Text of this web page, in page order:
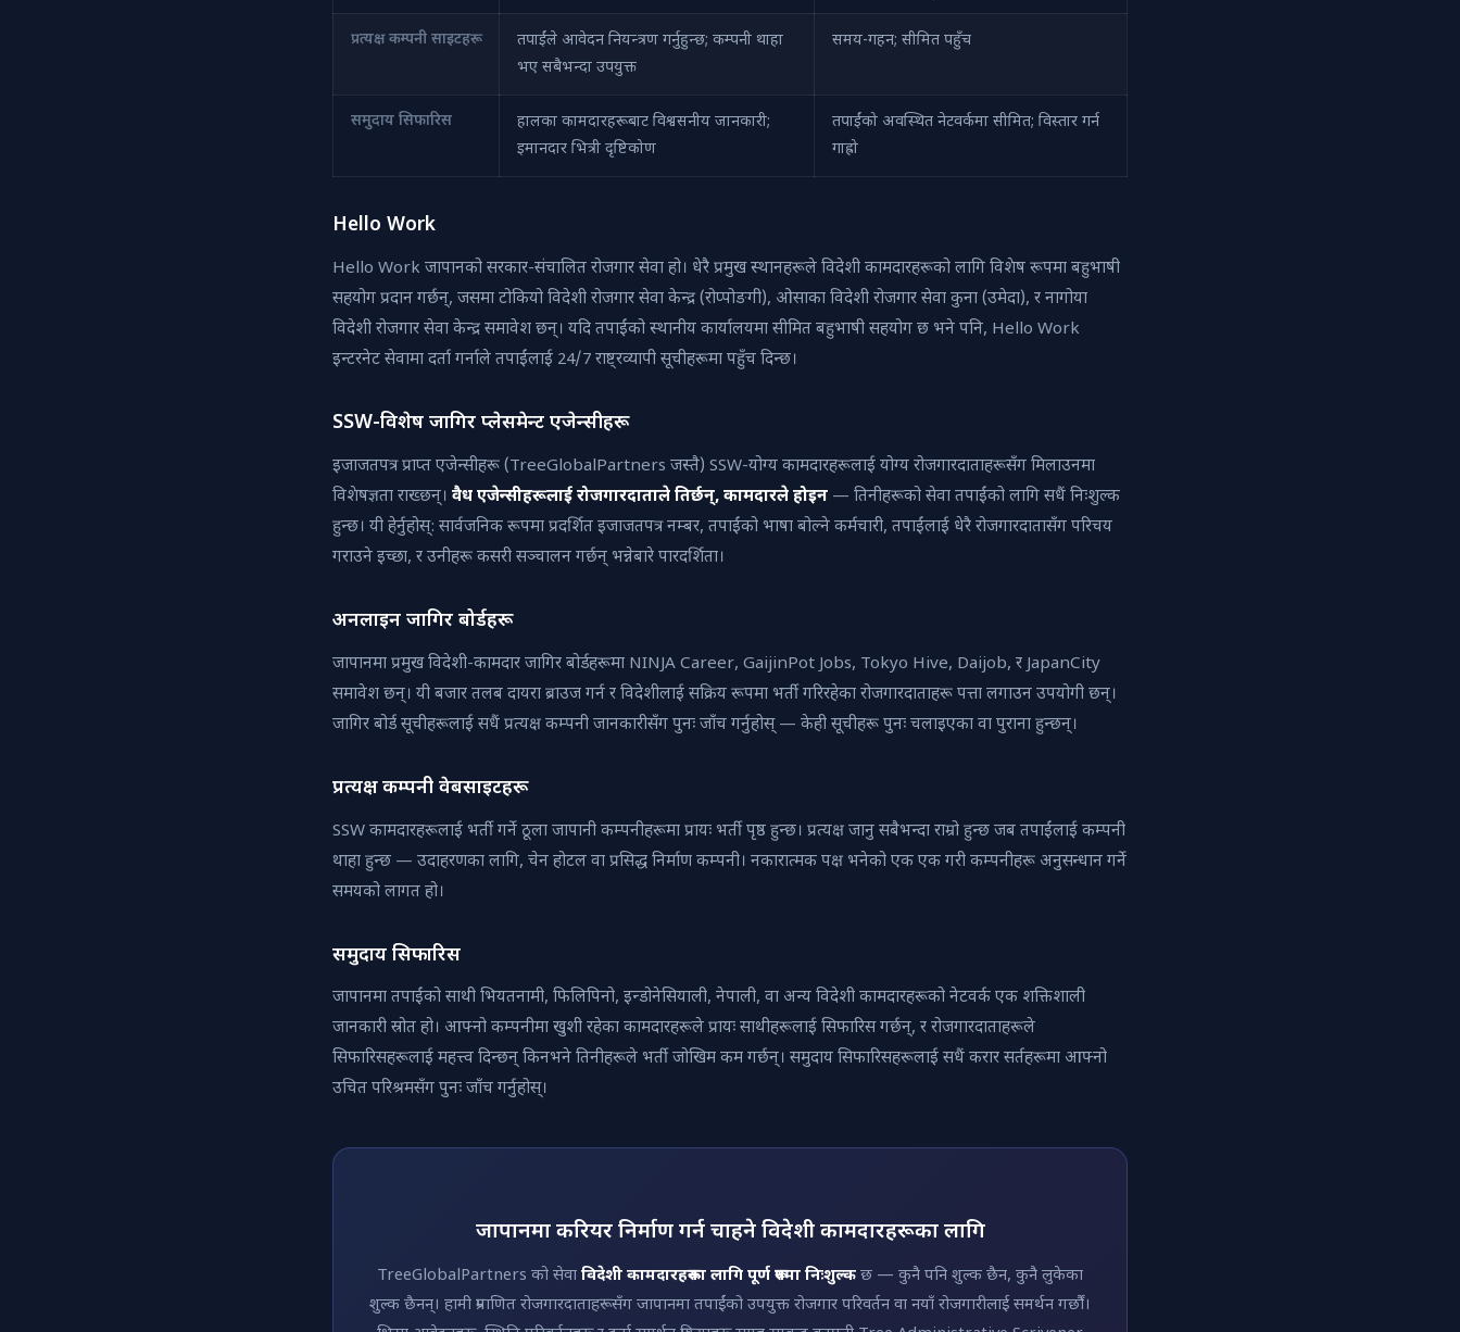
प्रत्यक्ष कम्पनी साइटहरू
तपाईंले आवेदन नियन्त्रण गर्नुहुन्छ; कम्पनी थाहा
भए सबैभन्दा उपयुक्त
समय-गहन; सीमित पहुँच
समुदाय सिफारिस
हालका कामदारहरूबाट विश्वसनीय जानकारी;
इमानदार भित्री दृष्टिकोण
तपाईंको अवस्थित नेटवर्कमा सीमित; विस्तार गर्न
गाह्रो
Hello Work
Hello Work जापानको सरकार-संचालित रोजगार सेवा हो। धेरै प्रमुख स्थानहरूले विदेशी कामदारहरूको लागि विशेष रूपमा बहुभाषी
सहयोग प्रदान गर्छन्, जसमा टोकियो विदेशी रोजगार सेवा केन्द्र (रोप्पोङगी), ओसाका विदेशी रोजगार सेवा कुना (उमेदा), र नागोया
विदेशी रोजगार सेवा केन्द्र समावेश छन्। यदि तपाईंको स्थानीय कार्यालयमा सीमित बहुभाषी सहयोग छ भने पनि, Hello Work
इन्टरनेट सेवामा दर्ता गर्नाले तपाईंलाई 24/7 राष्ट्रव्यापी सूचीहरूमा पहुँच दिन्छ।
SSW-विशेष जागिर प्लेसमेन्ट एजेन्सीहरू
इजाजतपत्र प्राप्त एजेन्सीहरू (TreeGlobalPartners जस्तै) SSW-योग्य कामदारहरूलाई योग्य रोजगारदाताहरूसँग मिलाउनमा
विशेषज्ञता राख्छन्। वैध एजेन्सीहरूलाई रोजगारदाताले तिर्छन्, कामदारले होइन — तिनीहरूको सेवा तपाईंको लागि सधैं निःशुल्क
हुन्छ। यी हेर्नुहोस्: सार्वजनिक रूपमा प्रदर्शित इजाजतपत्र नम्बर, तपाईंको भाषा बोल्ने कर्मचारी, तपाईंलाई धेरै रोजगारदातासँग परिचय
गराउने इच्छा, र उनीहरू कसरी सञ्चालन गर्छन् भन्नेबारे पारदर्शिता।
अनलाइन जागिर बोर्डहरू
जापानमा प्रमुख विदेशी-कामदार जागिर बोर्डहरूमा NINJA Career, GaijinPot Jobs, Tokyo Hive, Daijob, र JapanCity
समावेश छन्। यी बजार तलब दायरा ब्राउज गर्न र विदेशीलाई सक्रिय रूपमा भर्ती गरिरहेका रोजगारदाताहरू पत्ता लगाउन उपयोगी छन्।
जागिर बोर्ड सूचीहरूलाई सधैं प्रत्यक्ष कम्पनी जानकारीसँग पुनः जाँच गर्नुहोस् — केही सूचीहरू पुनः चलाइएका वा पुराना हुन्छन्।
प्रत्यक्ष कम्पनी वेबसाइटहरू
SSW कामदारहरूलाई भर्ती गर्ने ठूला जापानी कम्पनीहरूमा प्रायः भर्ती पृष्ठ हुन्छ। प्रत्यक्ष जानु सबैभन्दा राम्रो हुन्छ जब तपाईंलाई कम्पनी
थाहा हुन्छ — उदाहरणका लागि, चेन होटल वा प्रसिद्ध निर्माण कम्पनी। नकारात्मक पक्ष भनेको एक एक गरी कम्पनीहरू अनुसन्धान गर्ने
समयको लागत हो।
समुदाय सिफारिस
जापानमा तपाईंको साथी भियतनामी, फिलिपिनो, इन्डोनेसियाली, नेपाली, वा अन्य विदेशी कामदारहरूको नेटवर्क एक शक्तिशाली
जानकारी स्रोत हो। आफ्नो कम्पनीमा खुशी रहेका कामदारहरूले प्रायः साथीहरूलाई सिफारिस गर्छन्, र रोजगारदाताहरूले
सिफारिसहरूलाई महत्त्व दिन्छन् किनभने तिनीहरूले भर्ती जोखिम कम गर्छन्। समुदाय सिफारिसहरूलाई सधैं करार सर्तहरूमा आफ्नो
उचित परिश्रमसँग पुनः जाँच गर्नुहोस्।
जापानमा करियर निर्माण गर्न चाहने विदेशी कामदारहरूका लागि
TreeGlobalPartners को सेवा विदेशी कामदारहरूका लागि पूर्ण रूपमा निःशुल्क छ — कुनै पनि शुल्क छैन, कुनै लुकेका
शुल्क छैनन्। हामी प्रमाणित रोजगारदाताहरूसँग जापानमा तपाईंको उपयुक्त रोजगार परिवर्तन वा नयाँ रोजगारीलाई समर्थन गर्छौं।